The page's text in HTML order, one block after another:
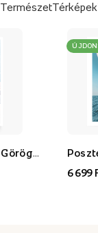
TermészetTérképek
6 699